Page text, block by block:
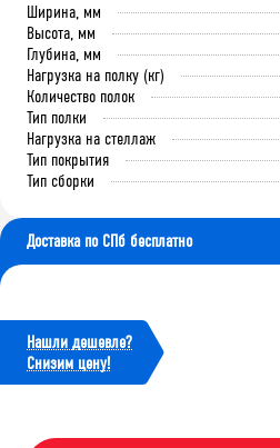
Ширина, мм
Высота, мм
Глубина, мм
Нагрузка на полку (кг)
Количество полок
Тип полки
Нагрузка на стеллаж
Тип покрытия
Тип сборки
Доставка по СПб бесплатно
Нашли дешевле?
Cнизим цену!